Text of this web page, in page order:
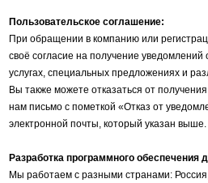
Пользовательское соглашение:
При обращении в компанию или
своё согласие на получение уведомлений
услугах, специальных предложениях и
Вы также можете отказаться от
нам письмо с пометкой «Отказ от
электронной почты, который указан выше.
Разработка программного обеспечения
Мы работаем с разными странами: